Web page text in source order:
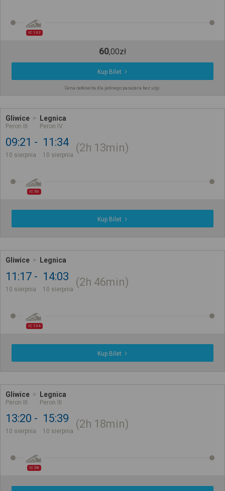
IC 132
60,00zł
Kup Bilet
Cena całkowita dla jednego pasażera bez ulgi
Gliwice
Peron III
Legnica
Peron IV
09:21
10 sierpnia
11:34
10 sierpnia
2h 13min
IC 56
Kup Bilet
Gliwice Legnica
11:17
10 sierpnia
14:03
10 sierpnia
2h 46min
IC 134
Kup Bilet
Gliwice
Peron III
Legnica
Peron III
13:20
10 sierpnia
15:39
10 sierpnia
2h 18min
IC 58